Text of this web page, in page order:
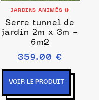
JARDINS ANIMÉS
Serre tunnel de
jardin 2m x 3m -
6m2
359.00 €
VOIR LE PRODUIT